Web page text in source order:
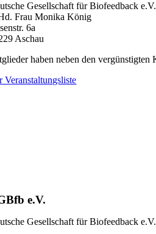
Gesellschaft für Biofeedback e.V.
Frau Monika König
6a
Aschau
haben neben den vergünstigten
Veranstaltungsliste
e.V.
Gesellschaft für Biofeedback e.V.